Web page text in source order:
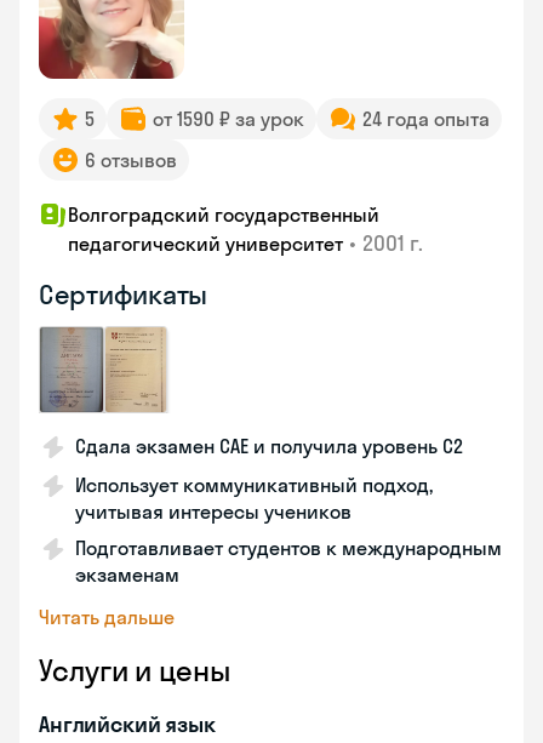
5 от 1590 ₽ за урок
24 года опыта
6 отзывов
Волгоградский государственный
педагогический университет • 2001 г.
Сертификаты
Сдала экзамен CAE и получила уровень С2
Использует коммуникативный подход,
учитывая интересы учеников
Подготавливает студентов к международным
экзаменам
Читать дальше
Услуги и цены
Английский язык